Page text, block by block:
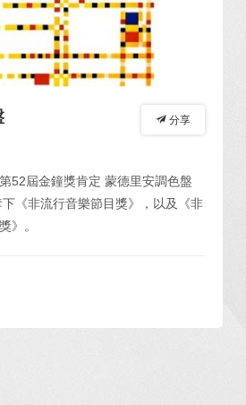
分享
52屆金鐘獎肯定 蒙德里安調色盤
《非流行音樂節目獎》，以及《非
》。